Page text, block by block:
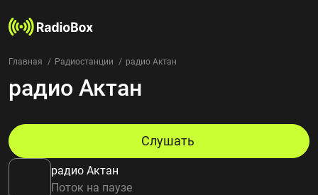
Радиостанции
Жанры
Страны
Избранное
О нас
Главная Радиостанции радио Актан
радио Актан
радио Актан
Поток на паузе
Слушать